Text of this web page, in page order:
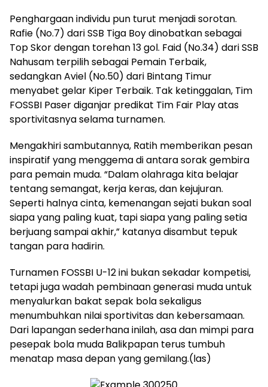
Penghargaan individu pun turut menjadi sorotan.
Rafie (No.7) dari SSB Tiga Boy dinobatkan sebagai
Top Skor dengan torehan 13 gol. Faid (No.34) dari SSB
Nahusam terpilih sebagai Pemain Terbaik,
sedangkan Aviel (No.50) dari Bintang Timur
menyabet gelar Kiper Terbaik. Tak ketinggalan, Tim
FOSSBI Paser diganjar predikat Tim Fair Play atas
sportivitasnya selama turnamen.
Mengakhiri sambutannya, Ratih memberikan pesan
inspiratif yang menggema di antara sorak gembira
para pemain muda. “Dalam olahraga kita belajar
tentang semangat, kerja keras, dan kejujuran.
Seperti halnya cinta, kemenangan sejati bukan soal
siapa yang paling kuat, tapi siapa yang paling setia
berjuang sampai akhir,” katanya disambut tepuk
tangan para hadirin.
Turnamen FOSSBI U-12 ini bukan sekadar kompetisi,
tetapi juga wadah pembinaan generasi muda untuk
menyalurkan bakat sepak bola sekaligus
menumbuhkan nilai sportivitas dan kebersamaan.
Dari lapangan sederhana inilah, asa dan mimpi para
pesepak bola muda Balikpapan terus tumbuh
menatap masa depan yang gemilang.(las)